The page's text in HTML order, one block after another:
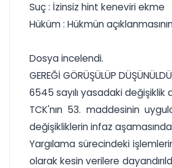
Suç : İzinsiz hint keneviri ekme
Hüküm : Hükmün
Dosya incelendi.
GEREĞİ GÖRÜŞÜLÜP
6545 sayılı yasadaki değişiklik
TCK'nın 53. maddesinin
değişikliklerin infaz
Yargılama sürecindeki
olarak kesin verilere